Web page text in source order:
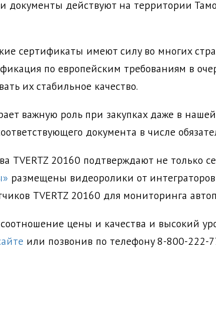
документы действуют на территории
сертификаты имеют силу во многих
по европейским требованиям в
их стабильное качество.
важную роль при закупках даже в
документа в числе
TVERTZ 20160 подтверждают не только
размещены видеоролики от интеграторов
TVERTZ 20160 для мониторинга
цены и качества и высокий
или позвонив по телефону 8-800-222-